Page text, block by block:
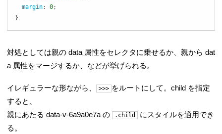
margin: 0;
}
対処としては親の data 属性をセレクタに乗せるか、親から dat
a 属性をマージするか、などが挙げられる。
イレギュラーな形ながら、 >>> をルートにして。child を指定
すると、
親にあたる data-v-6a9a0e7a の
.child
にスタイルを適用でき
る。